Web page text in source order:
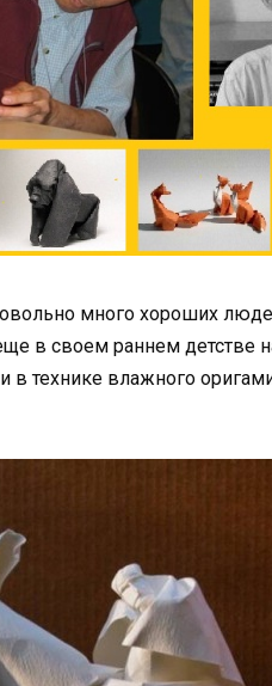
много хороших
в своем раннем детстве
в технике влажного